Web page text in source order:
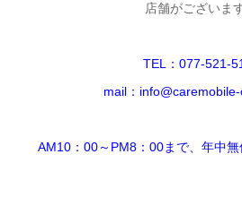
店舗がございま
TEL：077-521-
mail：
AM10：00～PM8：00まで、年中